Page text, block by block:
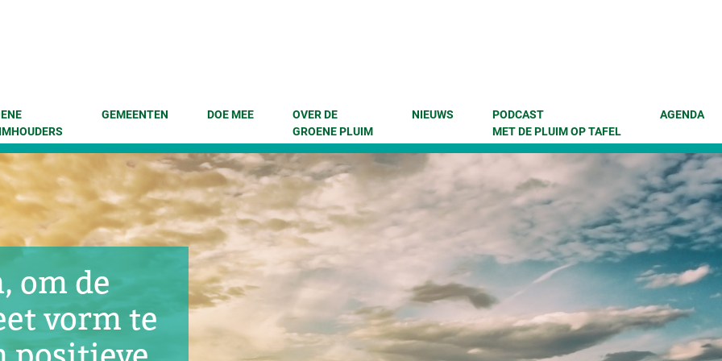
content GEMEENTEN DOE MEE
OVER DE
GROENE PLUIM
NIEUWS
PODCAST
MET DE PLUIM OP TAFEL
AGENDA
om de
vorm te